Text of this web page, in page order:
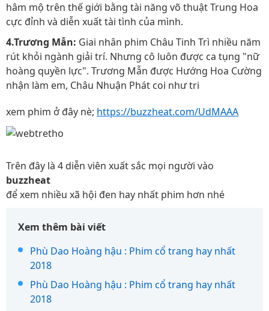
hâm mộ trên thế giới bằng tài năng võ thuật Trung Hoa
cực đỉnh và diễn xuất tài tình của mình.
4.Trương Mẫn: Giai nhân phim Châu Tinh Trì nhiều năm
rút khỏi ngành giải trí. Nhưng cô luôn được ca tụng "nữ
hoàng quyền lực". Trương Mẫn được Hướng Hoa Cường
nhận làm em, Châu Nhuận Phát coi như tri
xem phim ở đây nè; https://buzzheat.com/UdMAAA
Trên đây là 4 diễn viên xuất sắc mọi người vào
buzzheat
để xem nhiều xã hội đen hay nhất phim hơn nhé
Xem thêm bài viết
Phù Dao Hoàng hậu : Phim cổ trang hay nhất
2018
Phù Dao Hoàng hậu : Phim cổ trang hay nhất
2018